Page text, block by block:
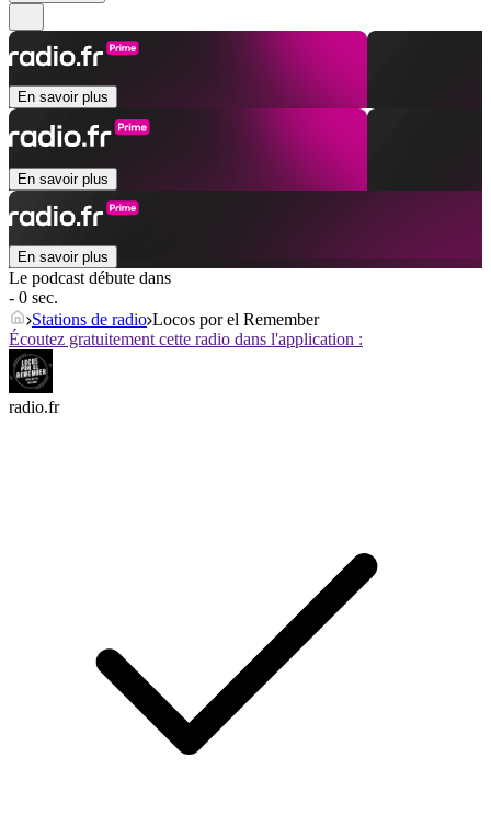
En savoir plus
En savoir plus
En savoir plus
Le podcast débute dans
- 0 sec.
Stations de radio Locos por el Remember
Écoutez gratuitement cette radio dans l'application :
radio.fr